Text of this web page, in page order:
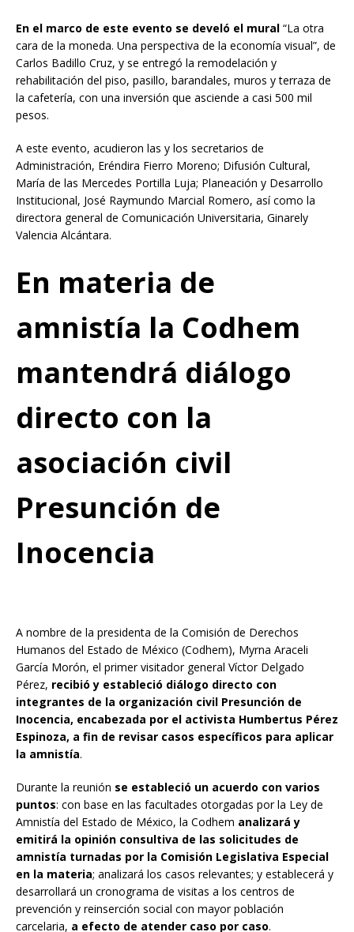
En el marco de este evento se develó el mural “La otra
cara de la moneda. Una perspectiva de la economía visual”, de
Carlos Badillo Cruz, y se entregó la remodelación y
rehabilitación del piso, pasillo, barandales, muros y terraza de
la cafetería, con una inversión que asciende a casi 500 mil
pesos.
A este evento, acudieron las y los secretarios de
Administración, Eréndira Fierro Moreno; Difusión Cultural,
María de las Mercedes Portilla Luja; Planeación y Desarrollo
Institucional, José Raymundo Marcial Romero, así como la
directora general de Comunicación Universitaria, Ginarely
Valencia Alcántara.
En materia de
amnistía la Codhem
mantendrá diálogo
directo con la
asociación civil
Presunción de
Inocencia
A nombre de la presidenta de la Comisión de Derechos
Humanos del Estado de México (Codhem), Myrna Araceli
García Morón, el primer visitador general Víctor Delgado
Pérez, recibió y estableció diálogo directo con
integrantes de la organización civil Presunción de
Inocencia, encabezada por el activista Humbertus Pérez
Espinoza, a fin de revisar casos específicos para aplicar
la amnistía.
Durante la reunión se estableció un acuerdo con varios
puntos: con base en las facultades otorgadas por la Ley de
Amnistía del Estado de México, la Codhem analizará y
emitirá la opinión consultiva de las solicitudes de
amnistía turnadas por la Comisión Legislativa Especial
en la materia; analizará los casos relevantes; y establecerá y
desarrollará un cronograma de visitas a los centros de
prevención y reinserción social con mayor población
carcelaria, a efecto de atender caso por caso.